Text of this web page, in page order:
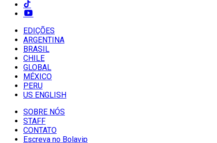
EDIÇÕES
ARGENTINA
BRASIL
CHILE
GLOBAL
MÉXICO
PERU
US ENGLISH
SOBRE NÓS
STAFF
CONTATO
Escreva no Bolavip